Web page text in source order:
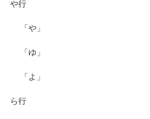
や行
「や」
「ゆ」
「よ」
ら行